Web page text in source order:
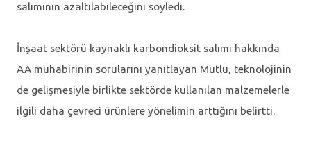
salımının azaltılabileceğini söyledi.
İnşaat sektörü kaynaklı karbondioksit salımı hakkında
AA muhabirinin sorularını yanıtlayan Mutlu, teknolojinin
de gelişmesiyle birlikte sektörde kullanılan malzemelerle
ilgili daha çevreci ürünlere yönelimin arttığını belirtti.